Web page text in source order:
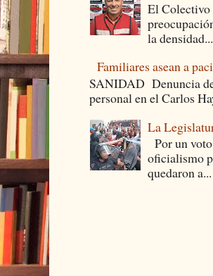
El Colectivo
la densidad...
Familiares asean a
SANIDAD Denuncia
personal en el Carlos
La
Por un
oficialismo
quedaron a...